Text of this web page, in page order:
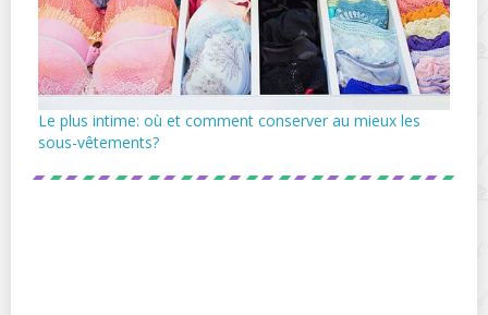
Le plus intime: où et comment conserver au mieux les
sous-vêtements?